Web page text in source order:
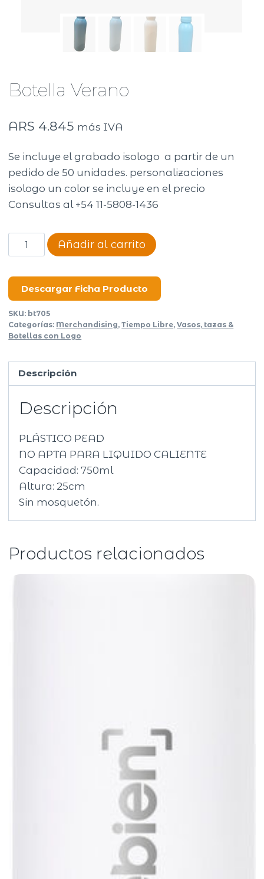
Botella Verano
ARS 4.845 más IVA
Se incluye el grabado isologo a partir de un
pedido de 50 unidades. personalizaciones
isologo un color se incluye en el precio
Consultas al +54 11-5808-1436
Botella
Verano
Añadir al carrito
Descargar Ficha Producto
SKU: bt705
Categorías: Merchandising,Tiempo Libre,Vasos, tazas &
Botellas con Logo
Descripción
Descripción
PLÁSTICO PEAD
NO APTA PARA LIQUIDO CALIENTE
Capacidad: 750ml
Altura: 25cm
Sin mosquetón.
Productos relacionados